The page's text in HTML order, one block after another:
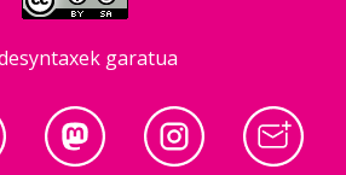
garatua